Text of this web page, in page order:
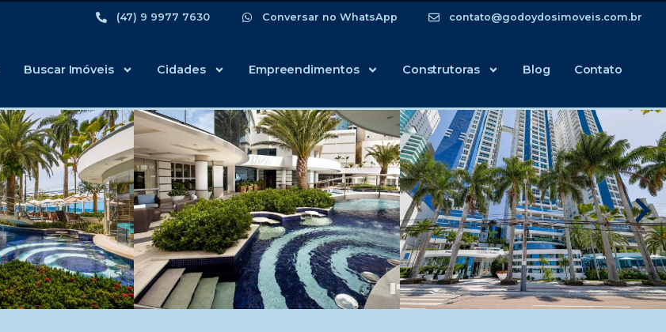
(47) 9 9977 7630 Conversar no WhatsApp contato@godoydosimoveis.com.br
Buscar Imóveis Cidades Empreendimentos Construtoras Blog Contato